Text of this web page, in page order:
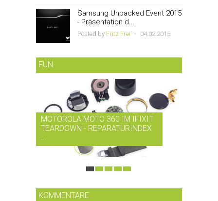
Samsung Unpacked Event 2015
- Präsentation d...
Posted by Fritz Frei - 04.02.2015
FUN
MOTOROLA MOTO 360 IM IFIXIT
TEARDOWN - REPARATURINDEX
...
KOMMENTARE